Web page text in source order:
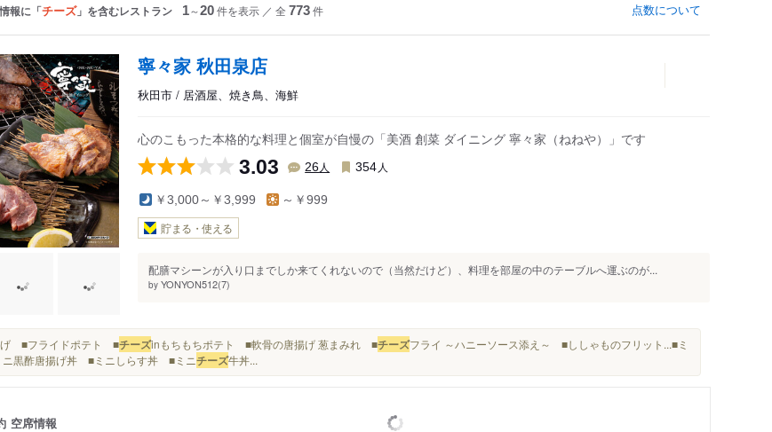
新屋駅
羽後牛島駅
報に「チーズ」を含むレストラン 1～20件を表示 ／ 全 773件 点数について
寧々家 秋田泉店
秋田市 / 居酒屋、焼き鳥、海鮮
心のこもった本格的な料理と個室が自慢の「美酒 創菜 ダイニング 寧々家（ねねや）」です
3.03 26人 354 人
￥3,000～￥3,999 ～￥999
貯まる・使える
配膳マシーンが入り口までしか来てくれないので（当然だけど）、料理を部屋の中のテーブルへ運ぶのが...
by YONYON512(7)
げ ■フライドポテト ■チーズinもちもちポテト ■軟骨の唐揚げ 葱まみれ ■チーズフライ ～ハニーソース添え～ ■ししゃものフリット...■ミ
黒酢唐揚げ丼 ■ミニしらす丼 ■ミニチーズ牛丼...
空席情報